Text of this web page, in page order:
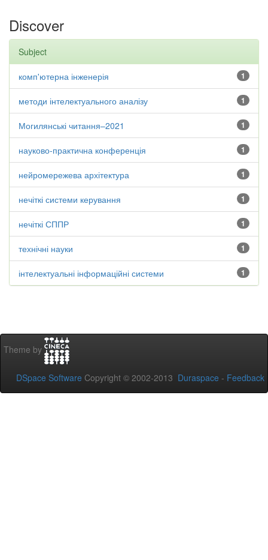
Discover
Subject
1
комп'ютерна інженерія
1
методи інтелектуального аналізу
1
Могилянські читання–2021
1
науково-практична конференція
1
нейромережева архітектура
1
нечіткі системи керування
1
нечіткі СППР
1
технічні науки
1
інтелектуальні інформаційні системи
Theme by
DSpace Software Copyright © 2002-2013 Duraspace - Feedback